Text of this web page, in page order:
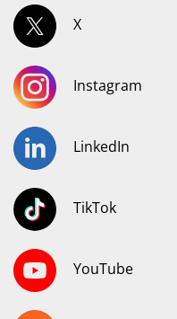
X
Instagram
LinkedIn
TikTok
YouTube